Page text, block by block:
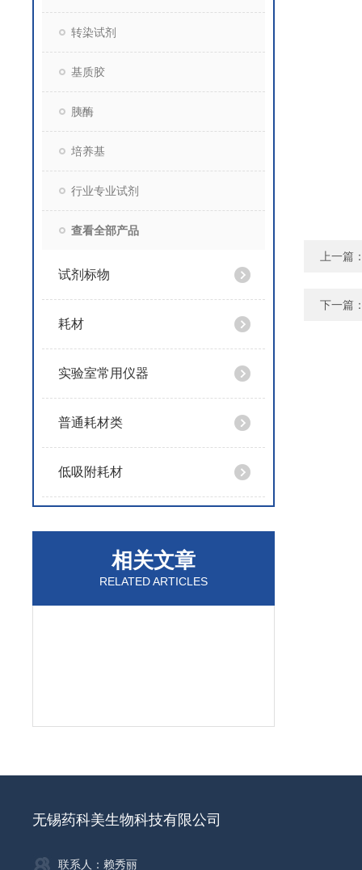
转染试剂
基质胶
胰酶
培养基
行业专业试剂
查看全部产品
试剂标物
耗材
实验室常用仪器
普通耗材类
低吸附耗材
相关文章
RELATED ARTICLES
上一篇
下一篇
无锡药科美生物科技有限公司
联系人：赖秀丽